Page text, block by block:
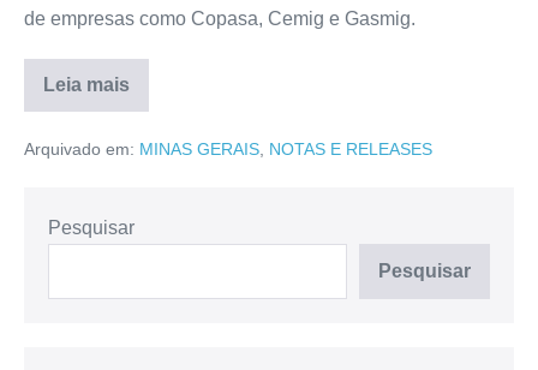
de empresas como Copasa, Cemig e Gasmig.
Leia mais
Arquivado em: MINAS GERAIS NOTAS E RELEASES
Pesquisar
Pesquisar